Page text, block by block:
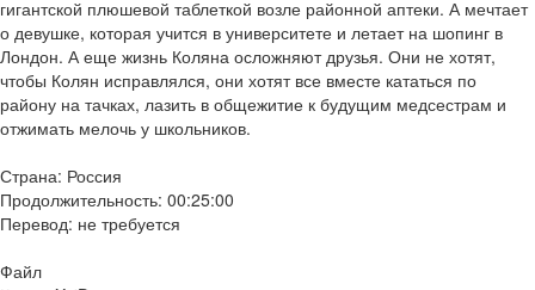
гигантской плюшевой таблеткой возле районной аптеки. А мечтает
о девушке, которая учится в университете и летает на шопинг в
Лондон. А еще жизнь Коляна осложняют друзья. Они не хотят,
чтобы Колян исправлялся, они хотят все вместе кататься по
району на тачках, лазить в общежитие к будущим медсестрам и
отжимать мелочь у школьников.
Страна: Россия
Продолжительность: 00:25:00
Перевод: не требуется
Файл